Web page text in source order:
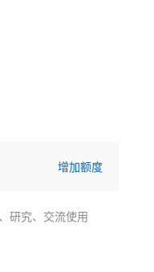
增加额度
研究、交流使用